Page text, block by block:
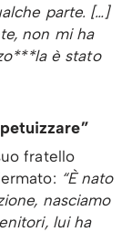
parte. […]
non mi ha
è stato
fratello
“È nato
nasciamo
lui ha